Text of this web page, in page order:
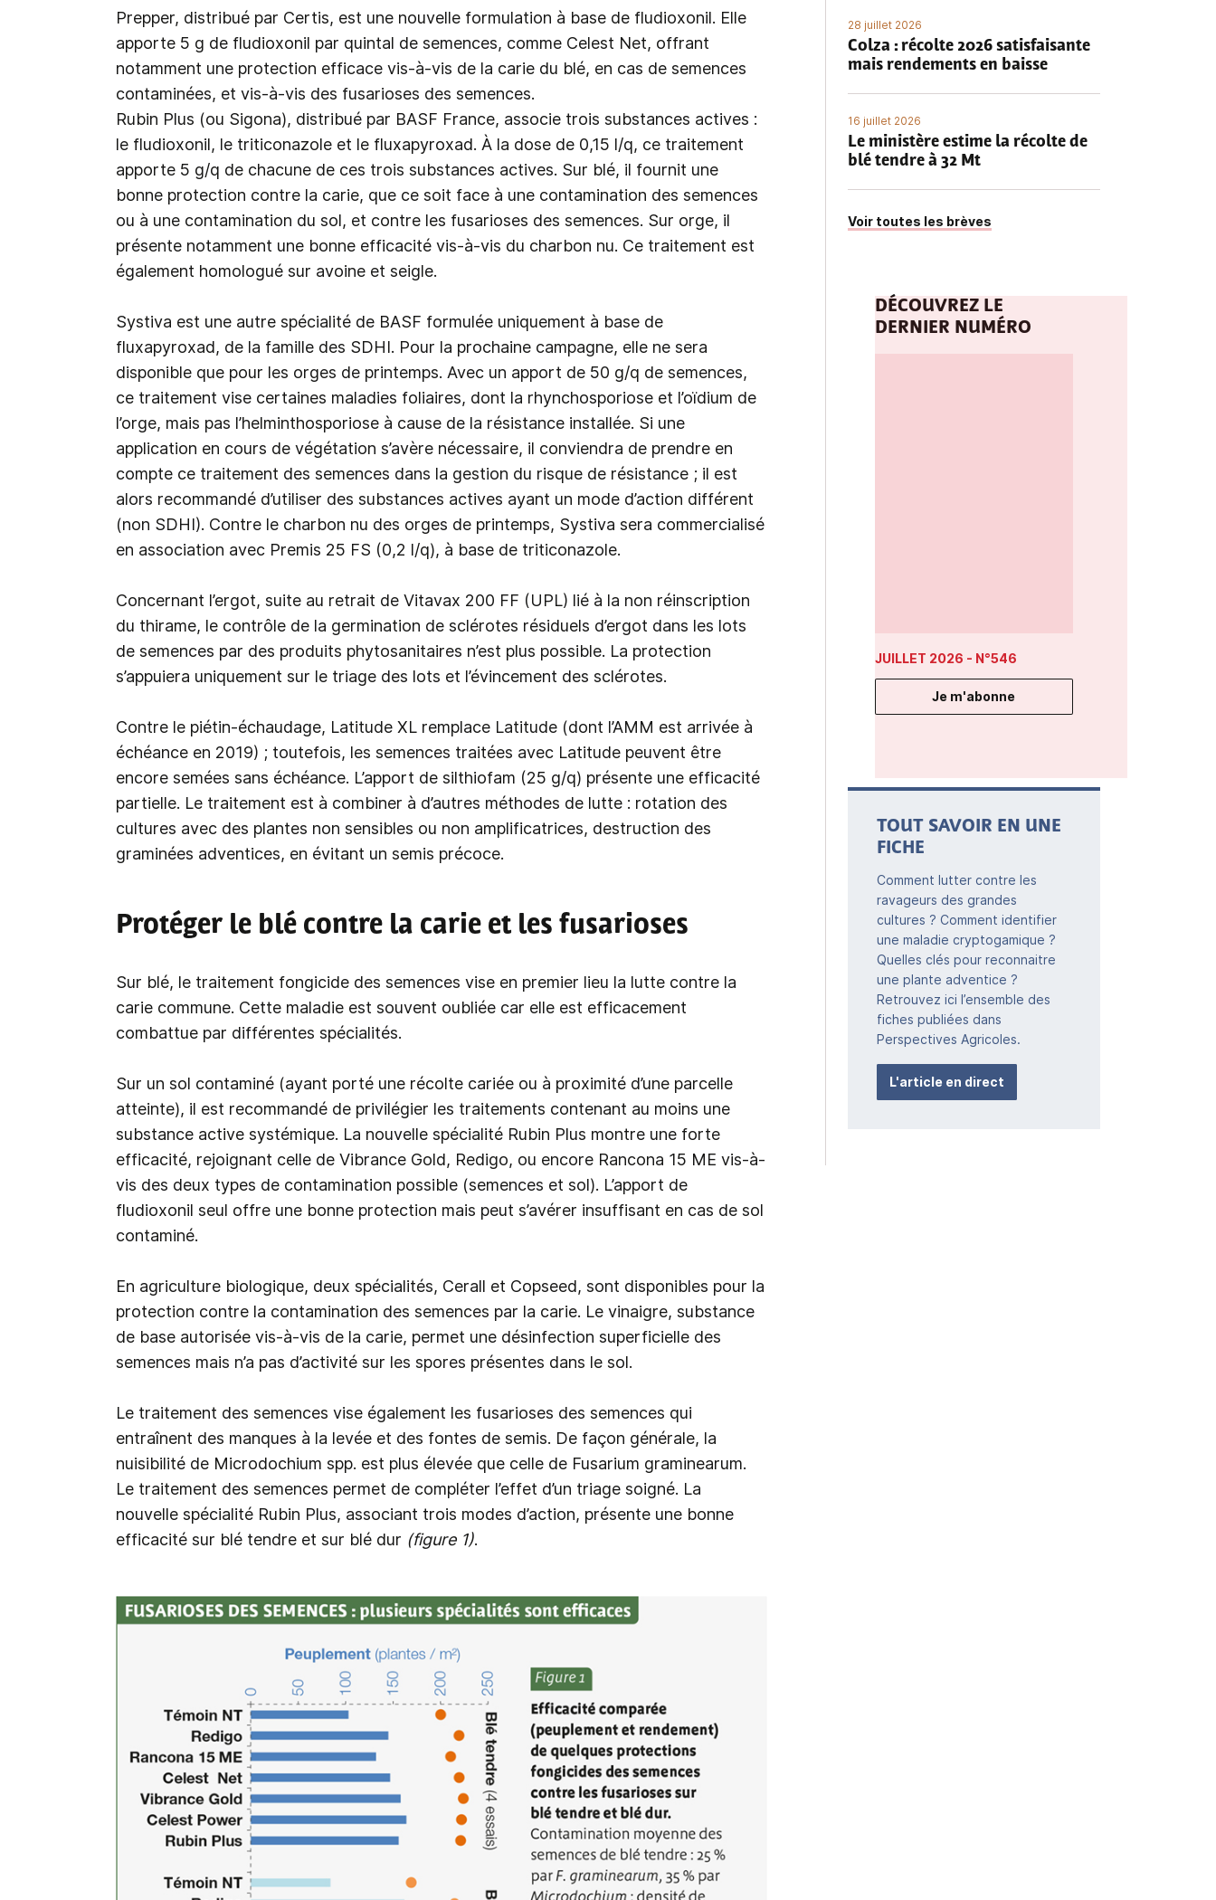
Prepper, distribué par Certis, est une nouvelle formulation à base de fludioxonil. Elle
apporte 5 g de fludioxonil par quintal de semences, comme Celest Net, offrant
notamment une protection efficace vis-à-vis de la carie du blé, en cas de semences
contaminées, et vis-à-vis des fusarioses des semences.
Rubin Plus (ou Sigona), distribué par BASF France, associe trois substances actives :
le fludioxonil, le triticonazole et le fluxapyroxad. À la dose de 0,15 l/q, ce traitement
apporte 5 g/q de chacune de ces trois substances actives. Sur blé, il fournit une
bonne protection contre la carie, que ce soit face à une contamination des semences
ou à une contamination du sol, et contre les fusarioses des semences. Sur orge, il
présente notamment une bonne efficacité vis-à-vis du charbon nu. Ce traitement est
également homologué sur avoine et seigle.
Systiva est une autre spécialité de BASF formulée uniquement à base de
fluxapyroxad, de la famille des SDHI. Pour la prochaine campagne, elle ne sera
disponible que pour les orges de printemps. Avec un apport de 50 g/q de semences,
ce traitement vise certaines maladies foliaires, dont la rhynchosporiose et l’oïdium de
l’orge, mais pas l’helminthosporiose à cause de la résistance installée. Si une
application en cours de végétation s’avère nécessaire, il conviendra de prendre en
compte ce traitement des semences dans la gestion du risque de résistance ; il est
alors recommandé d’utiliser des substances actives ayant un mode d’action différent
(non SDHI). Contre le charbon nu des orges de printemps, Systiva sera commercialisé
en association avec Premis 25 FS (0,2 l/q), à base de triticonazole.
Concernant l’ergot, suite au retrait de Vitavax 200 FF (UPL) lié à la non réinscription
du thirame, le contrôle de la germination de sclérotes résiduels d’ergot dans les lots
de semences par des produits phytosanitaires n’est plus possible. La protection
s’appuiera uniquement sur le triage des lots et l’évincement des sclérotes.
Contre le piétin-échaudage, Latitude XL remplace Latitude (dont l’AMM est arrivée à
échéance en 2019) ; toutefois, les semences traitées avec Latitude peuvent être
encore semées sans échéance. L’apport de silthiofam (25 g/q) présente une efficacité
partielle. Le traitement est à combiner à d’autres méthodes de lutte : rotation des
cultures avec des plantes non sensibles ou non amplificatrices, destruction des
graminées adventices, en évitant un semis précoce.
Protéger le blé contre la carie et les fusarioses
Sur blé, le traitement fongicide des semences vise en premier lieu la lutte contre la
carie commune. Cette maladie est souvent oubliée car elle est efficacement
combattue par différentes spécialités.
Sur un sol contaminé (ayant porté une récolte cariée ou à proximité d’une parcelle
atteinte), il est recommandé de privilégier les traitements contenant au moins une
substance active systémique. La nouvelle spécialité Rubin Plus montre une forte
efficacité, rejoignant celle de Vibrance Gold, Redigo, ou encore Rancona 15 ME vis-à-
vis des deux types de contamination possible (semences et sol). L’apport de
fludioxonil seul offre une bonne protection mais peut s’avérer insuffisant en cas de sol
contaminé.
En agriculture biologique, deux spécialités, Cerall et Copseed, sont disponibles pour la
protection contre la contamination des semences par la carie. Le vinaigre, substance
de base autorisée vis-à-vis de la carie, permet une désinfection superficielle des
semences mais n’a pas d’activité sur les spores présentes dans le sol.
Le traitement des semences vise également les fusarioses des semences qui
entraînent des manques à la levée et des fontes de semis. De façon générale, la
nuisibilité de Microdochium spp. est plus élevée que celle de Fusarium graminearum.
Le traitement des semences permet de compléter l’effet d’un triage soigné. La
nouvelle spécialité Rubin Plus, associant trois modes d’action, présente une bonne
efficacité sur blé tendre et sur blé dur (figure 1).
28 juillet 2026
Colza : récolte 2026 satisfaisante
mais rendements en baisse
16 juillet 2026
Le ministère estime la récolte de
blé tendre à 32 Mt
Voir toutes les brèves
DÉCOUVREZ LE
DERNIER NUMÉRO
JUILLET 2026 - N°546
Je m'abonne
TOUT SAVOIR EN UNE
FICHE
Comment lutter contre les
ravageurs des grandes
cultures ? Comment identifier
une maladie cryptogamique ?
Quelles clés pour reconnaitre
une plante adventice ?
Retrouvez ici l’ensemble des
fiches publiées dans
Perspectives Agricoles.
L'article en direct